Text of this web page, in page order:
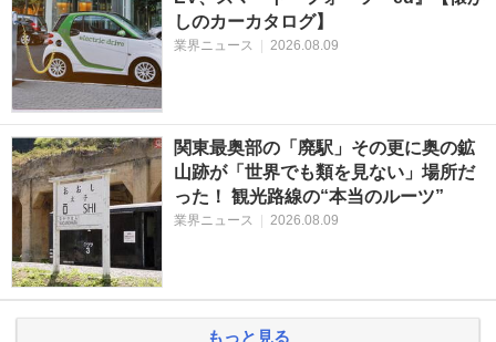
しのカーカタログ】
業界ニュース 2026.08.09
関東最奥部の「廃駅」その更に奥の鉱
山跡が「世界でも類を見ない」場所だ
った！ 観光路線の“本当のルーツ”
業界ニュース 2026.08.09
もっと見る